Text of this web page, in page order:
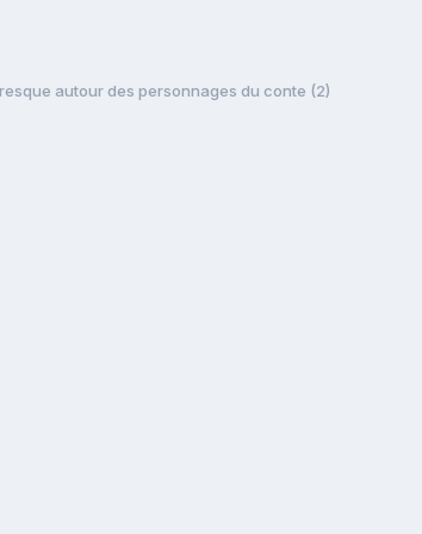
autour des personnages du conte (2)